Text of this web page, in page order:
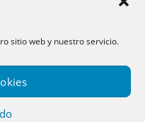
sitio web y nuestro servicio.